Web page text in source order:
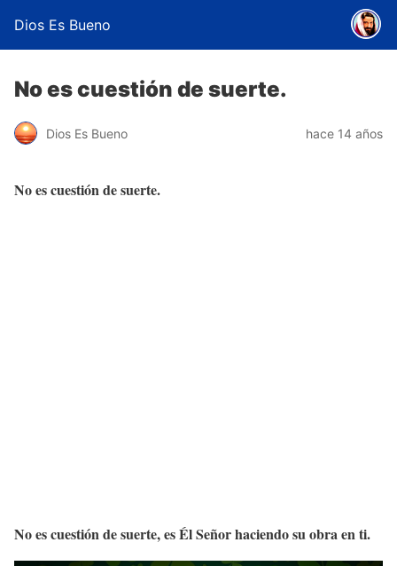
Dios Es Bueno
No es cuestión de suerte.
Dios Es Bueno hace 14 años
No es cuestión de suerte.
No es cuestión de suerte, es Él Señor haciendo su obra en ti.